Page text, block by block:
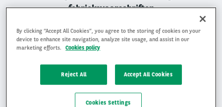
fabrieksvoorschriften
Gemiddelde beoordeling van 4,9 op 5
By clicking “Accept All Cookies”, you agree to the storing of cookies on your
device to enhance site navigation, analyze site usage, and assist in our
marketing efforts.
Cookies policy
Reject All Accept All Cookies
Cookies Settings